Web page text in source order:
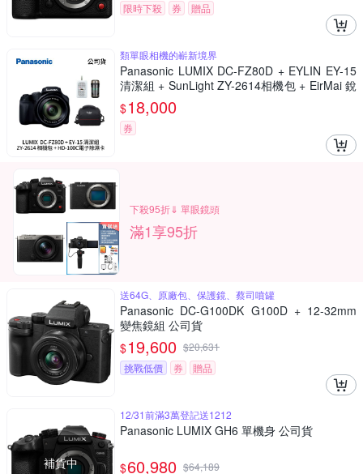
限時下殺
券 贈品
類單眼相機的嶄新境界
Panasonic LUMIX DC-FZ80D + EYLIN EY-15
清潔組 + SunLight ZY-2614相機包 + EirMai 銳
瑪 HD-100C電子除濕卡 FZ80D (公司貨)
$18,000
券
下殺95折⇓ 單眼鏡頭
滿1享95折
送64G、原廠包、保護鏡、蔡司噴罐
Panasonic DC-G100DK G100D + 12-32mm
變焦鏡組 公司貨
$19,600 $20,631
挑戰低價
券 贈品
補貨中
12/31前滿3萬登記送1212
Panasonic LUMIX GH6 單機身 公司貨
$60,980 $64,189